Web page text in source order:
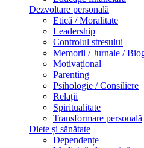
Dezvoltare personală
Etică / Moralitate
Leadership
Controlul stresului
Memorii / Jurnale /
Motivațional
Parenting
Psihologie / Consiliere
Relații
Spiritualitate
Transformare personală
Diete și sănătate
Dependențe